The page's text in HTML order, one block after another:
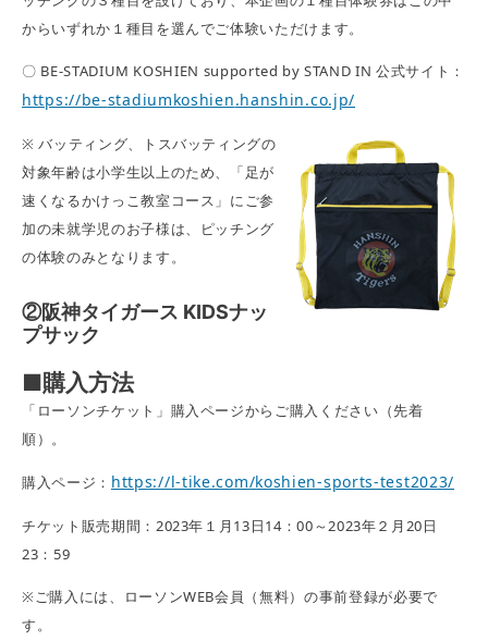
からいずれか１種目を選んでご体験いただけます。
〇 BE-STADIUM KOSHIEN supported by STAND IN 公式サイト：
https://be-stadiumkoshien.hanshin.co.jp/
※ バッティング、トスバッティングの
対象年齢は小学生以上のため、「足が
速くなるかけっこ教室コース」にご参
加の未就学児のお子様は、ピッチング
の体験のみとなります。
②阪神タイガース KIDSナッ
プサック
■購入方法
「ローソンチケット」購入ページからご購入ください（先着
順）。
購入ページ： https://l-tike.com/koshien-sports-test2023/
チケット販売期間：2023年１月13日14：00～2023年２月20日
23：59
※ご購入には、ローソンWEB会員（無料）の事前登録が必要で
す。